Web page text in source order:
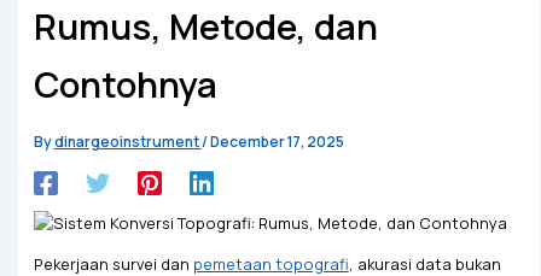
Rumus, Metode, dan
Contohnya
Bydinargeoinstrument/December 17, 2025
Pekerjaan survei dan pemetaan topografi , akurasi data bukan